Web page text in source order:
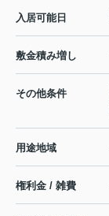
入居可能日
敷金積み増し
その他条件
用途地域
権利金 / 雑費